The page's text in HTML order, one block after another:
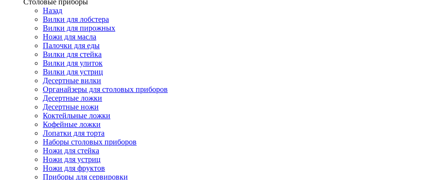
Назад
Вилки для лобстера
Вилки для пирожных
Ножи для масла
Палочки для еды
Вилки для стейка
Вилки для улиток
Вилки для устриц
Десертные вилки
Органайзеры для столовых приборов
Десертные ложки
Десертные ножи
Коктейльные ложки
Кофейные ложки
Лопатки для торта
Наборы столовых приборов
Ножи для стейка
Ножи для устриц
Ножи для фруктов
Приборы для сервировки